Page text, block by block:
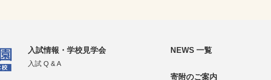
入試情報・学校見学会
入試 Q & A
NEWS 一覧
寄附のご案内